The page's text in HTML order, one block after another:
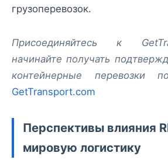
грузоперевозок.
Присоединяйтесь к
начинайте получать
контейнерные перевозки
GetTransport.com
Перспективы влияния
мировую логистику